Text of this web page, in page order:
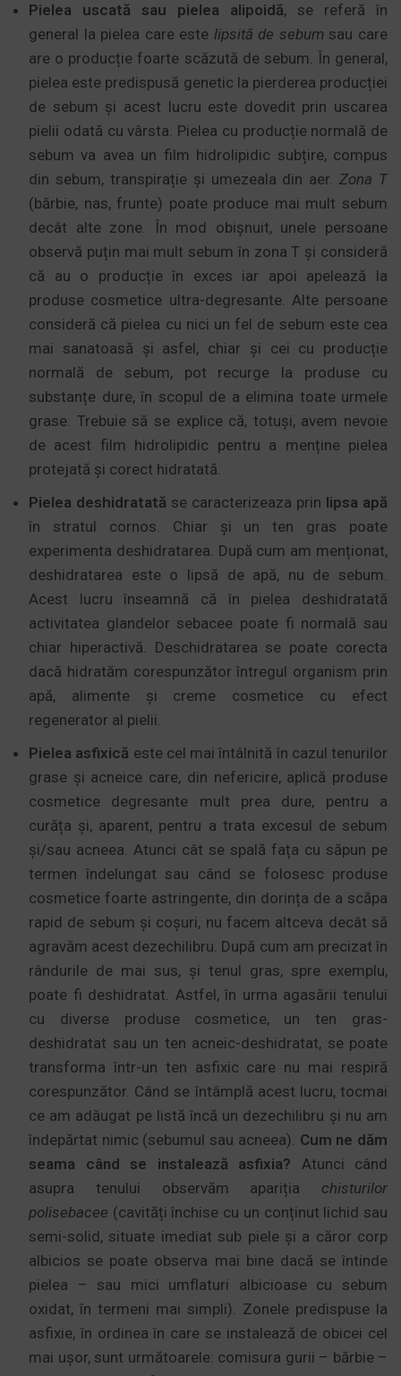
Pielea uscată sau pielea alipoidă, se referă în
general la pielea care este lipsită de sebum sau care
are o producție foarte scăzută de sebum. În general,
pielea este predispusă genetic la pierderea producției
de sebum și acest lucru este dovedit prin uscarea
pielii odată cu vârsta. Pielea cu producție normală de
sebum va avea un film hidrolipidic subțire, compus
din sebum, transpirație și umezeala din aer.Zona T
(bărbie, nas, frunte) poate produce mai mult sebum
decât alte zone. În mod obișnuit, unele persoane
observă puțin mai mult sebum în zona T și consideră
că au o producție în exces iar apoi apelează la
produse cosmetice ultra-degresante. Alte persoane
consideră că pielea cu nici un fel de sebum este cea
mai sanatoasă și asfel, chiar și cei cu producție
normală de sebum, pot recurge la produse cu
substanțe dure, în scopul de a elimina toate urmele
grase. Trebuie să se explice că, totuși, avem nevoie
de acest film hidrolipidic pentru a menține pielea
protejată și corect hidratată.
Pielea deshidratată se caracterizeaza prin lipsa apă
în stratul cornos. Chiar și un ten gras poate
experimenta deshidratarea. După cum am menționat,
deshidratarea este o lipsă de apă, nu de sebum.
Acest lucru înseamnă că în pielea deshidratată
activitatea glandelor sebacee poate fi normală sau
chiar hiperactivă. Deschidratarea se poate corecta
dacă hidratăm corespunzător întregul organism prin
apă, alimente și creme cosmetice cu efect
regenerator al pielii.
Pielea asfixică este cel mai întâlnită în cazul tenurilor
grase și acneice care, din nefericire, aplică produse
cosmetice degresante mult prea dure, pentru a
curăța și, aparent, pentru a trata excesul de sebum
și/sau acneea. Atunci cât se spală fața cu săpun pe
termen îndelungat sau când se folosesc produse
cosmetice foarte astringente, din dorința de a scăpa
rapid de sebum și coșuri, nu facem altceva decât să
agravăm acest dezechilibru. După cum am precizat în
rândurile de mai sus, și tenul gras, spre exemplu,
poate fi deshidratat. Astfel, în urma agasării tenului
cu diverse produse cosmetice, un ten gras-
deshidratat sau un ten acneic-deshidratat, se poate
transforma într-un ten asfixic care nu mai respiră
corespunzător. Când se întâmplă acest lucru, tocmai
ce am adăugat pe listă încă un dezechilibru și nu am
îndepărtat nimic (sebumul sau acneea). Cum ne dăm
seama când se instalează asfixia? Atunci când
asupra tenului observăm apariția chisturilor
polisebacee (cavități închise cu un conținut lichid sau
semi-solid, situate imediat sub piele și a căror corp
albicios se poate observa mai bine dacă se întinde
pielea – sau mici umflaturi albicioase cu sebum
oxidat, în termeni mai simpli). Zonele predispuse la
asfixie, în ordinea în care se instalează de obicei cel
mai ușor, sunt următoarele: comisura gurii – bărbie –